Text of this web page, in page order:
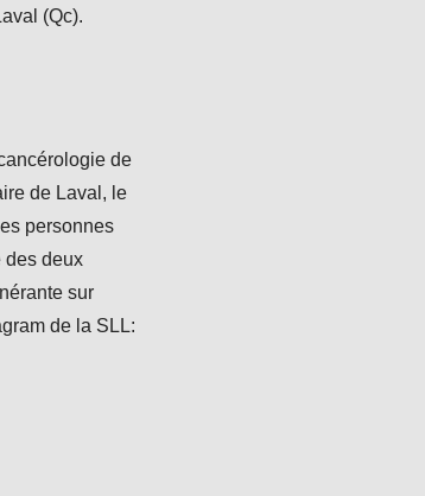
(Qc).
de
de Laval, le
personnes
des deux
sur
de la SLL: